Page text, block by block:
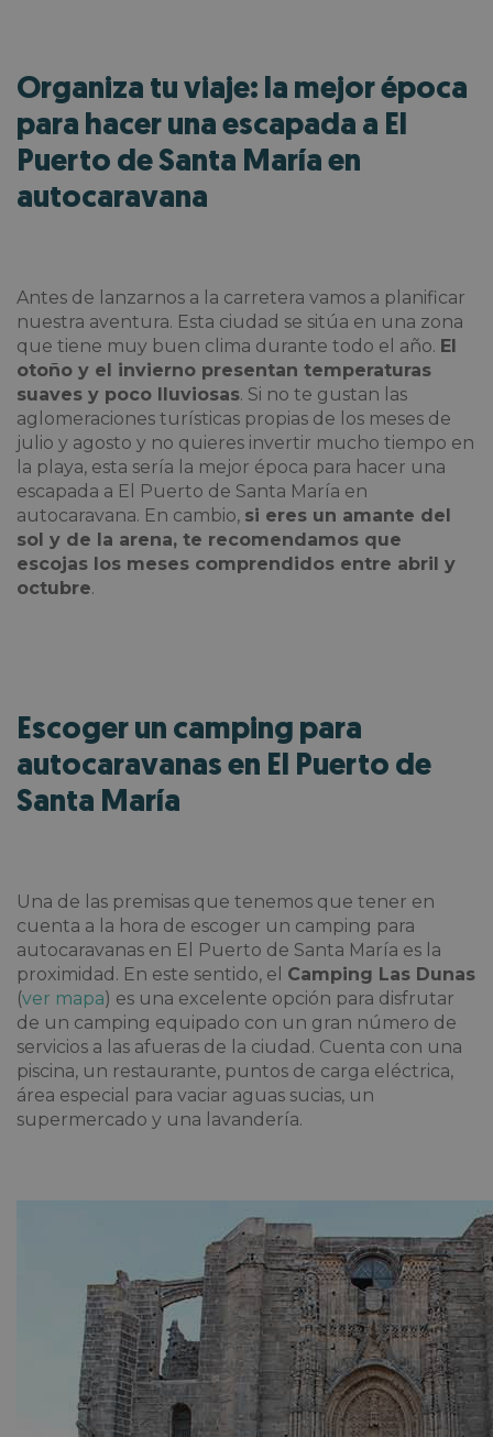
Organiza tu viaje: la mejor época
para hacer una escapada a El
Puerto de Santa María en
autocaravana
Antes de lanzarnos a la carretera vamos a planificar
nuestra aventura. Esta ciudad se sitúa en una zona
que tiene muy buen clima durante todo el año. El
otoño y el invierno presentan temperaturas
suaves y poco lluviosas. Si no te gustan las
aglomeraciones turísticas propias de los meses de
julio y agosto y no quieres invertir mucho tiempo en
la playa, esta sería la mejor época para hacer una
escapada a El Puerto de Santa María en
autocaravana. En cambio, si eres un amante del
sol y de la arena, te recomendamos que
escojas los meses comprendidos entre abril y
octubre.
Escoger un camping para
autocaravanas en El Puerto de
Santa María
Una de las premisas que tenemos que tener en
cuenta a la hora de escoger un camping para
autocaravanas en El Puerto de Santa María es la
proximidad. En este sentido, el Camping Las Dunas
(ver mapa) es una excelente opción para disfrutar
de un camping equipado con un gran número de
servicios a las afueras de la ciudad. Cuenta con una
piscina, un restaurante, puntos de carga eléctrica,
área especial para vaciar aguas sucias, un
supermercado y una lavandería.